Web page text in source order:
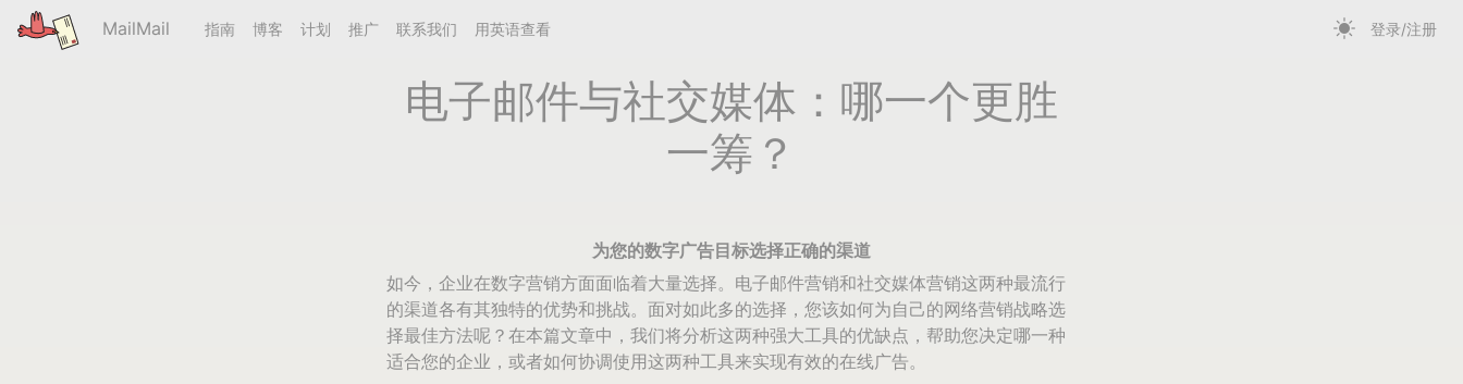
MailMail 登录/注册
指南 博客 计划 推广 联系我们 用英语查看
电子邮件与社交媒体：哪一个更胜
一筹？
为您的数字广告目标选择正确的渠道
如今，企业在数字营销方面面临着大量选择。电子邮件营销和社交媒体营销这两种最流行
的渠道各有其独特的优势和挑战。面对如此多的选择，您该如何为自己的网络营销战略选
择最佳方法呢？在本篇文章中，我们将分析这两种强大工具的优缺点，帮助您决定哪一种
适合您的企业，或者如何协调使用这两种工具来实现有效的在线广告。